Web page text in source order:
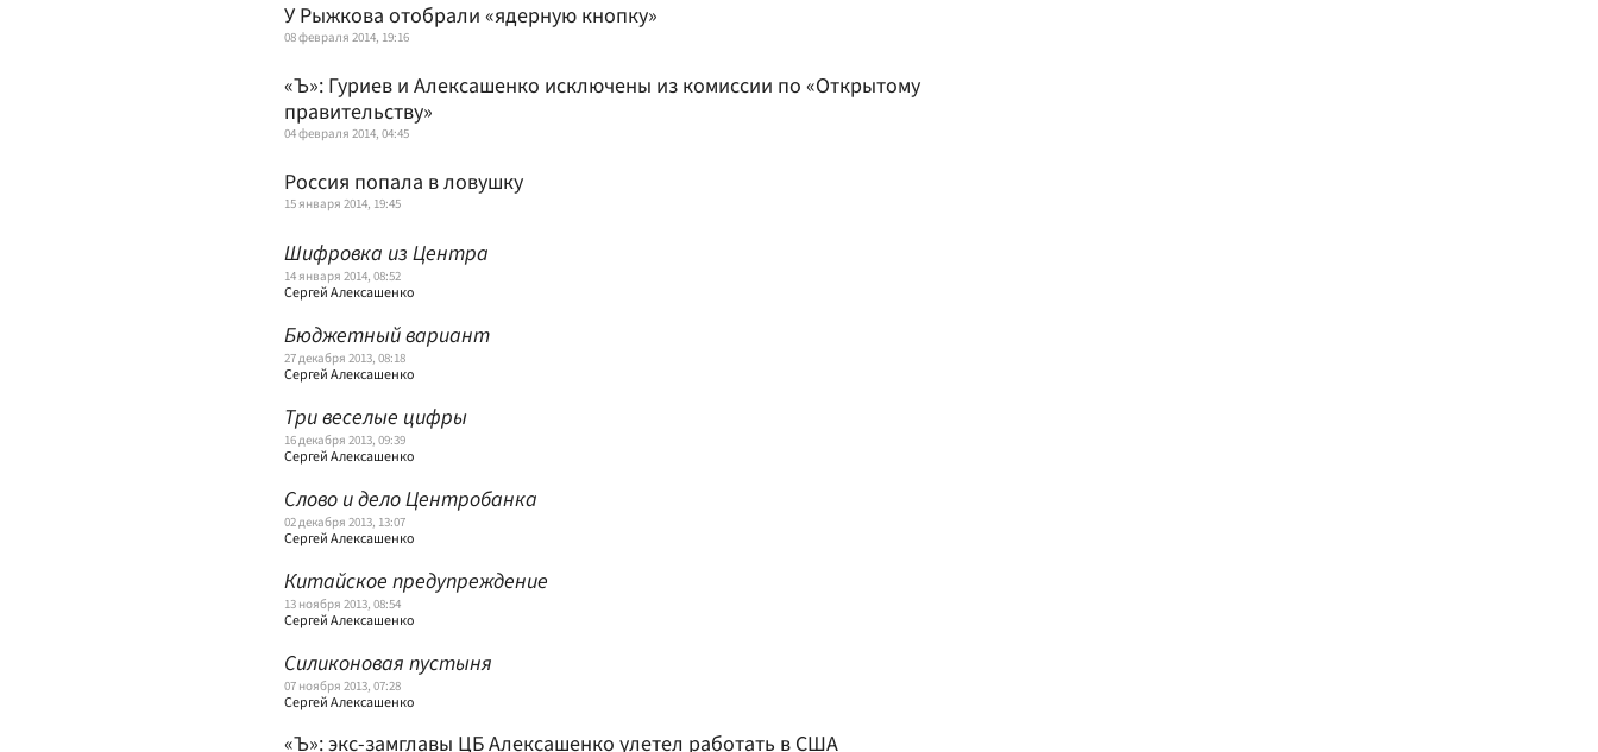
У Рыжкова отобрали «ядерную кнопку»
08 февраля 2014, 19:16
«Ъ»: Гуриев и Алексашенко исключены из комиссии по «Открытому
правительству»
04 февраля 2014, 04:45
Россия попала в ловушку
15 января 2014, 19:45
Шифровка из Центра
14 января 2014, 08:52
Сергей Алексашенко
Бюджетный вариант
27 декабря 2013, 08:18
Сергей Алексашенко
Три веселые цифры
16 декабря 2013, 09:39
Сергей Алексашенко
Слово и дело Центробанка
02 декабря 2013, 13:07
Сергей Алексашенко
Китайское предупреждение
13 ноября 2013, 08:54
Сергей Алексашенко
Силиконовая пустыня
07 ноября 2013, 07:28
Сергей Алексашенко
«Ъ»: экс-замглавы ЦБ Алексашенко улетел работать в США